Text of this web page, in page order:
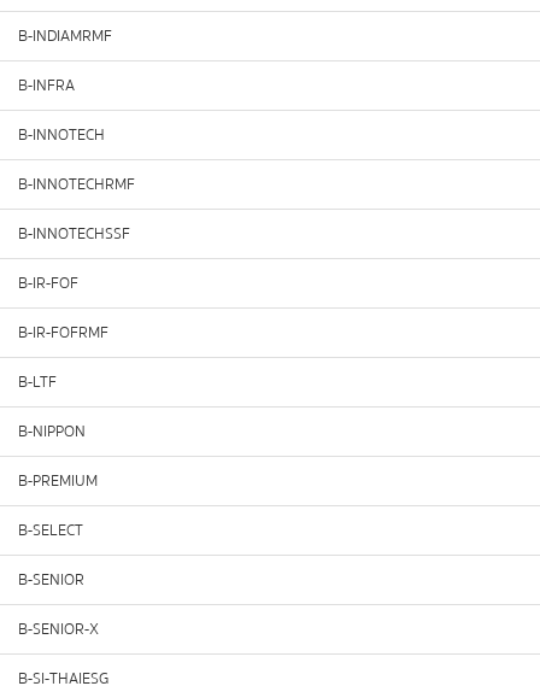
B-INDIAMRMF
B-INFRA
B-INNOTECH
B-INNOTECHRMF
B-INNOTECHSSF
B-IR-FOF
B-IR-FOFRMF
B-LTF
B-NIPPON
B-PREMIUM
B-SELECT
B-SENIOR
B-SENIOR-X
B-SI-THAIESG